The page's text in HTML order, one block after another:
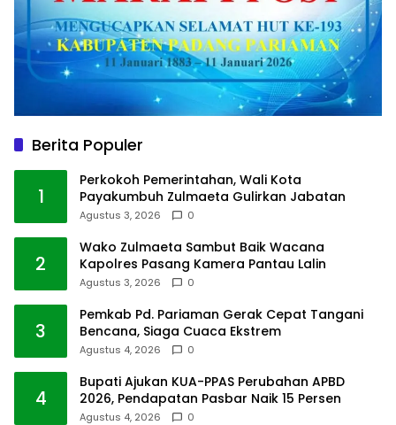
Berita Populer
1
Perkokoh Pemerintahan, Wali Kota
Payakumbuh Zulmaeta Gulirkan Jabatan
Agustus 3, 2026 0
2
Wako Zulmaeta Sambut Baik Wacana
Kapolres Pasang Kamera Pantau Lalin
Agustus 3, 2026 0
3
Pemkab Pd. Pariaman Gerak Cepat Tangani
Bencana, Siaga Cuaca Ekstrem
Agustus 4, 2026 0
4
Bupati Ajukan KUA-PPAS Perubahan APBD
2026, Pendapatan Pasbar Naik 15 Persen
Agustus 4, 2026 0